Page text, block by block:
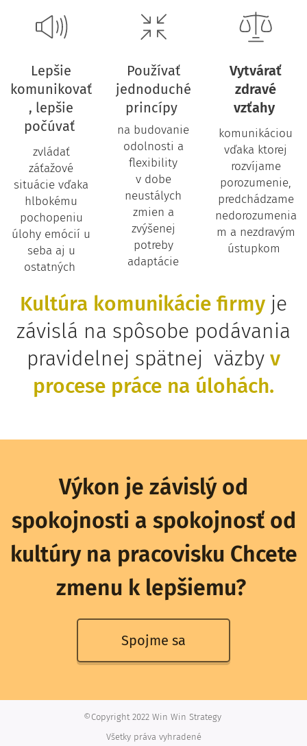
Lepšie
komunikovať
, lepšie
počúvať
zvládať
záťažové
situácie vďaka
hlbokému
pochopeniu
úlohy emócií u
seba aj u
ostatných
Používať
jednoduché
princípy
na budovanie
odolnosti a
flexibility
v dobe
neustálych
zmien a
zvýšenej
potreby
adaptácie
Vytvárať
zdravé
vzťahy
komunikáciou
vďaka ktorej
rozvíjame
porozumenie,
predchádzame
nedorozumenia
m a nezdravým
ústupkom
Kultúra komunikácie firmy je
závislá na spôsobe podávania
pravidelnej spätnej väzby v
procese práce na úlohách.
Výkon je závislý od
spokojnosti a spokojnosť od
kultúry na pracovisku Chcete
zmenu k lepšiemu?
Spojme sa
©Copyright 2022 Win Win Strategy
Všetky práva vyhradené